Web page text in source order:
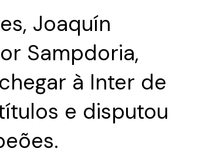
Joaquín
Sampdoria,
à Inter de
e disputou